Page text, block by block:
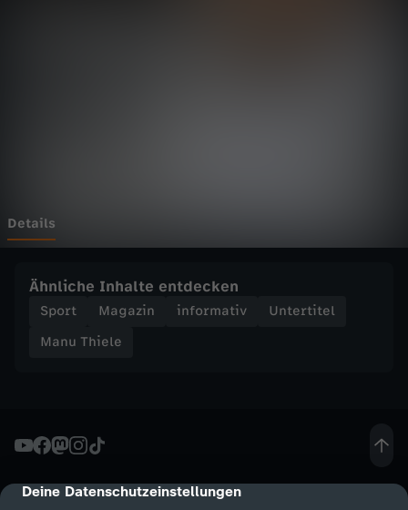
cmp-dialog-description
Deine Datenschutzeinstellungen
M
0
:
H
Details
Ähnliche Inhalte entdecken
Sport Magazin informativ
Untertitel
Manu Thiele